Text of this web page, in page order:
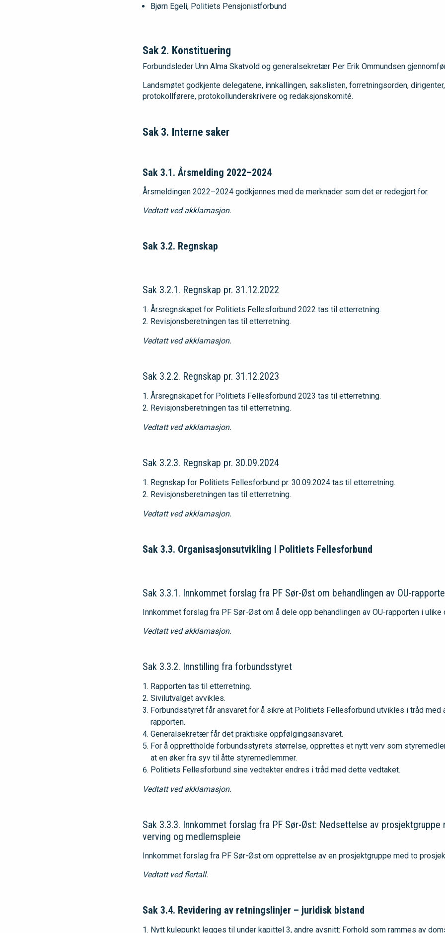
Bjørn Egeli, Politiets Pensjonistforbund
Sak 2. Konstituering
Forbundsleder Unn Alma Skatvold og generalsekretær Per Erik Ommundsen
Landsmøtet godkjente delegatene, innkallingen, sakslisten, forretningsorden,
protokollførere, protokollunderskrivere og redaksjonskomité.
Sak 3. Interne saker
Sak 3.1. Årsmelding 2022–2024
Årsmeldingen 2022–2024 godkjennes med de merknader som det er redegjort for.
Vedtatt ved akklamasjon.
Sak 3.2. Regnskap
Sak 3.2.1. Regnskap pr. 31.12.2022
Årsregnskapet for Politiets Fellesforbund 2022 tas til etterretning.
Revisjonsberetningen tas til etterretning.
Vedtatt ved akklamasjon.
Sak 3.2.2. Regnskap pr. 31.12.2023
Årsregnskapet for Politiets Fellesforbund 2023 tas til etterretning.
Revisjonsberetningen tas til etterretning.
Vedtatt ved akklamasjon.
Sak 3.2.3. Regnskap pr. 30.09.2024
Regnskap for Politiets Fellesforbund pr. 30.09.2024 tas til etterretning.
Revisjonsberetningen tas til etterretning.
Vedtatt ved akklamasjon.
Sak 3.3. Organisasjonsutvikling i Politiets Fellesforbund
Sak 3.3.1. Innkommet forslag fra PF Sør-Øst om behandlingen av OU-
Innkommet forslag fra PF Sør-Øst om å dele opp behandlingen av OU-rapporten i
Vedtatt ved akklamasjon.
Sak 3.3.2. Innstilling fra forbundsstyret
Rapporten tas til etterretning.
Sivilutvalget avvikles.
Forbundsstyret får ansvaret for å sikre at Politiets Fellesforbund utvikles i tråd med
rapporten.
Generalsekretær får det praktiske oppfølgingsansvaret.
For å opprettholde forbundsstyrets størrelse, opprettes et nytt verv som
at en øker fra syv til åtte styremedlemmer.
Politiets Fellesforbund sine vedtekter endres i tråd med dette vedtaket.
Vedtatt ved akklamasjon.
Sak 3.3.3. Innkommet forslag fra PF Sør-Øst: Nedsettelse av prosjektgruppe
verving og medlemspleie
Innkommet forslag fra PF Sør-Øst om opprettelse av en prosjektgruppe med to
Vedtatt ved flertall.
Sak 3.4. Revidering av retningslinjer – juridisk bistand
Nytt kulepunkt legges til under kapittel 3, andre avsnitt: Forhold som rammes av